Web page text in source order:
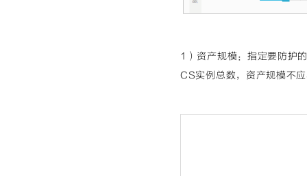
1）资产规模：指定要防护
CS实例总数，资产规模不